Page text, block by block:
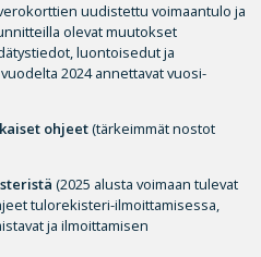
uudistettu voimaantulo ja
olevat muutokset
luontoisedut ja
2024 annettavat vuosi-
ohjeet(tärkeimmät nostot
(2025 alusta voimaan tulevat
tulorekisteri-ilmoittamisessa,
ja ilmoittamisen